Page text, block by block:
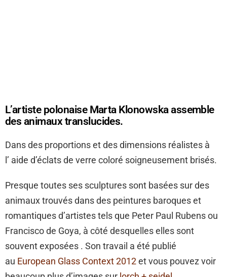
L’artiste polonaise Marta Klonowska assemble
des animaux translucides.
Dans des proportions et des dimensions réalistes à
l’ aide d’éclats de verre coloré soigneusement brisés.
Presque toutes ses sculptures sont basées sur des
animaux trouvés dans des peintures baroques et
romantiques d’artistes tels que Peter Paul Rubens ou
Francisco de Goya, à côté desquelles elles sont
souvent exposées . Son travail a été publié
au European Glass Context 2012et vous pouvez voir